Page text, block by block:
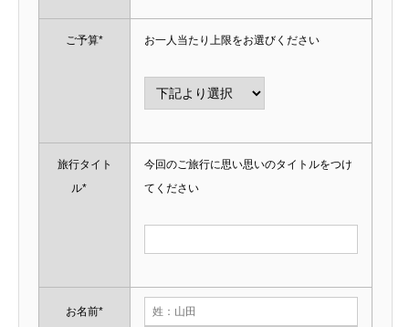
ご予算* お一人当たり上限をお選びください
旅行タイト
ル*
今回のご旅行に思い思いのタイトルをつけ
てください
お名前*